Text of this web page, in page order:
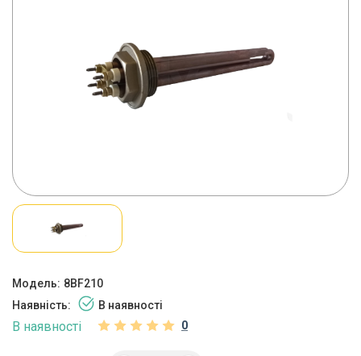
Модель: 8BF210
Наявність:
В наявності
В наявності 0